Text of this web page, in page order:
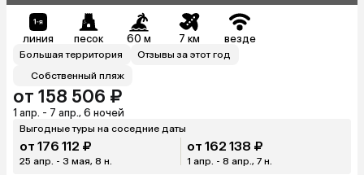
линия песок 60 м 7 км везде
Большая территория
Отзывы за этот год
Собственный пляж
от 158 506 ₽
1 апр. - 7 апр., 6 ночей
Выгодные туры на соседние даты
от 176 112 ₽
25 апр. - 3 мая, 8 н.
от 162 138 ₽
1 апр. - 8 апр., 7 н.